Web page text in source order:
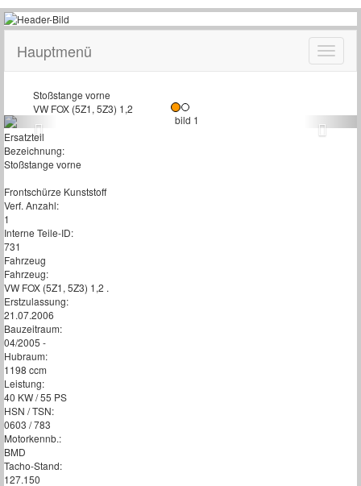
Hauptmenü
Stoßstange vorne
VW FOX (5Z1, 5Z3) 1,2
Ersatzteil
Bezeichnung:
Stoßstange vorne
Frontschürze Kunststoff
Verf. Anzahl:
1
Interne Teile-ID:
731
Fahrzeug
Fahrzeug:
VW FOX (5Z1, 5Z3) 1,2 .
Erstzulassung:
21.07.2006
Bauzeitraum:
04/2005 -
Hubraum:
1198 ccm
Leistung:
40 KW / 55 PS
HSN / TSN:
0603 / 783
Motorkennb.:
BMD
Tacho-Stand:
127.150